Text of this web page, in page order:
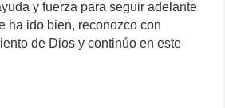
y fuerza para seguir adelante
ha ido bien, reconozco con
de Dios y continúo en este